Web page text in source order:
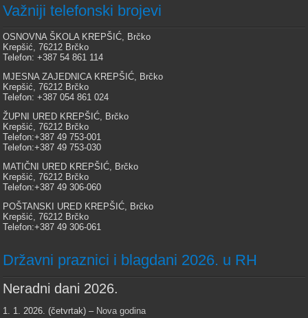
Važniji telefonski brojevi
OSNOVNA ŠKOLA KREPŠIĆ, Brčko
Krepšić, 76212 Brčko
Telefon: +387 54 861 114
MJESNA ZAJEDNICA KREPŠIĆ, Brčko
Krepšić, 76212 Brčko
Telefon: +387 054 861 024
ŽUPNI URED KREPŠIĆ, Brčko
Krepšić, 76212 Brčko
Telefon:+387 49 753-001
Telefon:+387 49 753-030
MATIČNI URED KREPŠIĆ, Brčko
Krepšić, 76212 Brčko
Telefon:+387 49 306-060
POŠTANSKI URED KREPŠIĆ, Brčko
Krepšić, 76212 Brčko
Telefon:+387 49 306-061
Državni praznici i blagdani 2026. u RH
Neradni dani 2026.
1. 1. 2026. (četvrtak) – Nova godina